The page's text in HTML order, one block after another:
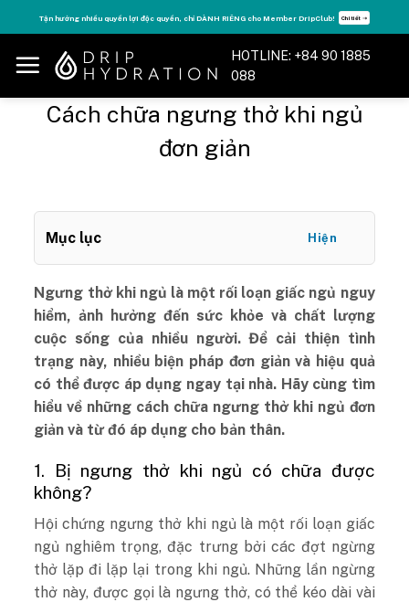
to
content
Tận hưởng nhiều quyền lợi độc quyền, chỉ DÀNH RIÊNG cho Member DripClub! Chi tiết ➝
HOTLINE: +84 90 1885
088
Cách chữa ngưng thở khi ngủ
đơn giản
Mục lục Hiện
Ngưng thở khi ngủ là một rối loạn giấc ngủ nguy
hiểm, ảnh hưởng đến sức khỏe và chất lượng
cuộc sống của nhiều người. Để cải thiện tình
trạng này, nhiều biện pháp đơn giản và hiệu quả
có thể được áp dụng ngay tại nhà. Hãy cùng tìm
hiểu về những cách chữa ngưng thở khi ngủ đơn
giản và từ đó áp dụng cho bản thân.
1. Bị ngưng thở khi ngủ có chữa được
không?
Hội chứng ngưng thở khi ngủ là một rối loạn giấc
ngủ nghiêm trọng, đặc trưng bởi các đợt ngừng
thở lặp đi lặp lại trong khi ngủ. Những lần ngừng
thở này, được gọi là ngưng thở, có thể kéo dài vài